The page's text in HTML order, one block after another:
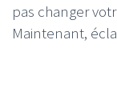
pas changer
Maintenant,